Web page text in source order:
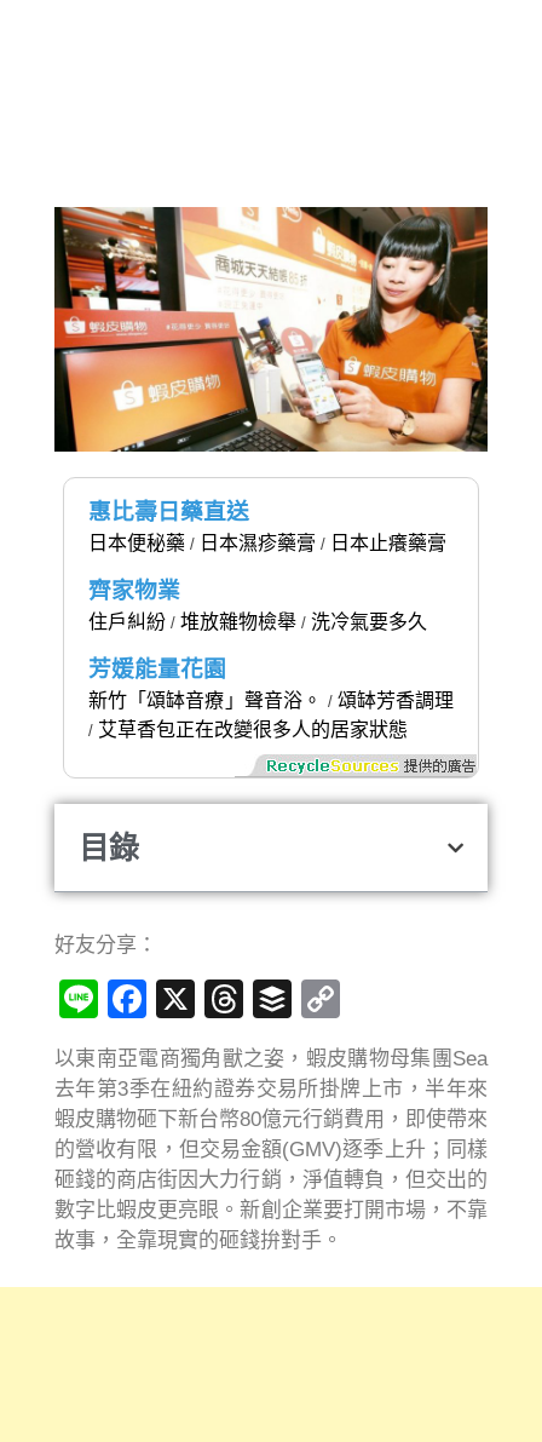
惠比壽日藥直送
日本便秘藥 / 日本濕疹藥膏 / 日本止癢藥膏
齊家物業
住戶糾紛/ 堆放雜物檢舉/ 洗冷氣要多久
芳媛能量花園
新竹「頌缽音療」聲音浴。 / 頌缽芳香調理
/ 艾草香包正在改變很多人的居家狀態
目錄
好友分享：
LineFacebook
X Threads
Buffer
Link
以東南亞電商獨角獸之姿，蝦皮購物母集團Sea
去年第3季在紐約證券交易所掛牌上市，半年來
蝦皮購物砸下新台幣80億元行銷費用，即使帶來
的營收有限，但交易金額(GMV)逐季上升；同樣
砸錢的商店街因大力行銷，淨值轉負，但交出的
數字比蝦皮更亮眼。新創企業要打開市場，不靠
故事，全靠現實的砸錢拚對手。